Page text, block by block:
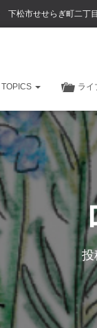
下松市せせらぎ町二丁
TOPICS ライ